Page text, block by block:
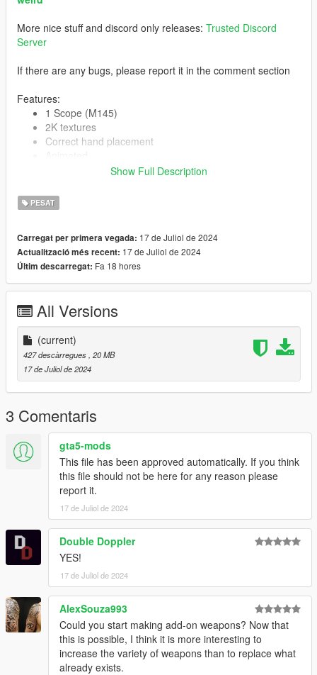
More nice stuff and discord only releases: Trusted Discord
Server
If there are any bugs, please report it in the comment section
Features:
1 Scope (M145)
2K textures
Correct hand placement
Collisions work
-- Replaces combat mg --
Version 1.0:
Show Full Description
PESAT
Carregat per primera vegada: 17 de Juliol de 2024
Actualització més recent: 17 de Juliol de 2024
Últim descarregat: Fa 18 hores
All Versions
(current)
427 descàrregues , 20 MB
17 de Juliol de 2024
3 Comentaris
gta5-mods
This file has been approved automatically. If you think
this file should not be here for any reason please
report it.
17 de Juliol de 2024
Double Doppler
YES!
17 de Juliol de 2024
AlexSouza993
Could you start making add-on weapons? Now that
this is possible, I think it is more interesting to
increase the variety of weapons than to replace what
already exists.